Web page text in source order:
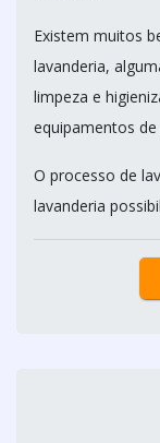
Existem muitos
lavanderia,
limpeza e
equipamentos
O processo de
lavanderia